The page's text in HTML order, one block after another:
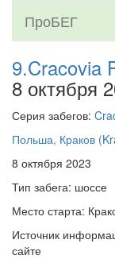
ПроБЕГ
9.Cracovia
8 октября
Серия забегов:
Польша, Краков
8 октября 2023
Тип забега: шоссе
Место старта:
Источник
сайте